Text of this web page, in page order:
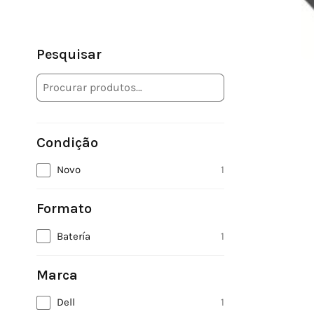
Pesquisar
Condição
Novo 1
Formato
Batería 1
Marca
Dell 1